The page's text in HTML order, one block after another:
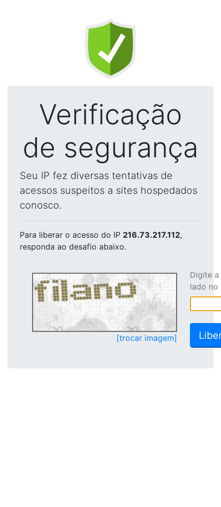
Verificação
de segurança
Seu IP fez diversas tentativas de
acessos suspeitos a sites hospedados
conosco.
Para liberar o acesso do IP 216.73.217.112,
responda ao desafio abaixo.
[trocar imagem]
Digite
lado no